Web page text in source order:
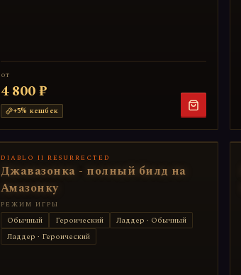
от
4 800 ₽
+5% кешбек
DIABLO II RESURRECTED
Джавазонка - полный билд на
Амазонку
РЕЖИМ ИГРЫ
Обычный Героический
Ладдер · Обычный
Ладдер · Героический